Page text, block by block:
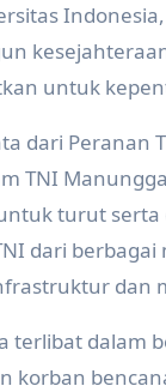
untuk
dari Peranan
TNI
turut
dari
dan
terlibat dalam
korban